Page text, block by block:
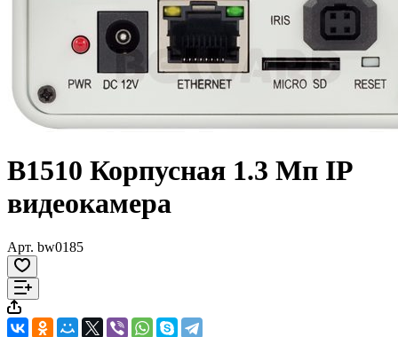
B1510 Корпусная 1.3 Мп IP
видеокамера
Арт. bw0185